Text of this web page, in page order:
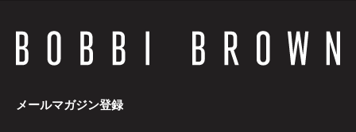
メールマガジン登録